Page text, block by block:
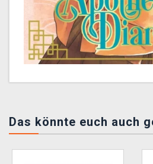
Das könnte euch auch